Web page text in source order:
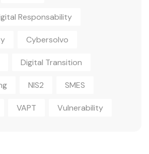
Responsability
Cybersolvo
Digital Transition
NIS2 SMES
VAPT Vulnerability